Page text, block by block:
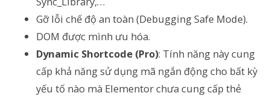
Gỡ lỗi chế độ an toàn (Debugging Safe Mode).
DOM được mình ưu hóa.
Dynamic Shortcode (Pro): Tính năng này cung
cấp khả năng sử dụng mã ngắn động cho bất kỳ
yếu tố nào mà Elementor chưa cung cấp thẻ